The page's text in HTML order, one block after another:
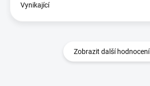
Vynikající
Zobrazit další hodnocení